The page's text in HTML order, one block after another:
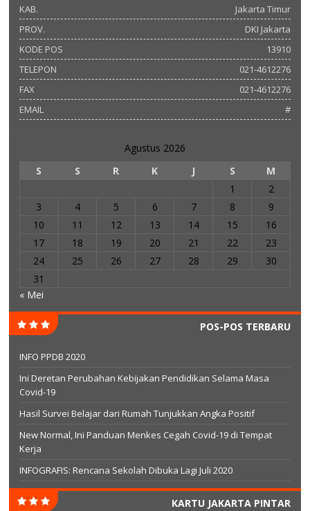
KAB.
Jakarta Timur
PROV.
DKI Jakarta
KODE POS
13910
TELEPON
021-4612276
FAX
021-4612276
EMAIL
#
Agustus 2026
S
S R K J S
M
1
2
3
4 5 6 7 8
9
10
11 12 13 14 15
16
17
18 19 20 21 22
23
24
25 26 27 28 29
30
31
« Mei
POS-POS TERBARU
INFO PPDB 2020
Ini Deretan Perubahan Kebijakan Pendidikan Selama Masa
Covid-19
Hasil Survei Belajar dari Rumah Tunjukkan Angka Positif
New Normal, Ini Panduan Menkes Cegah Covid-19 di Tempat
Kerja
INFOGRAFIS: Rencana Sekolah Dibuka Lagi Juli 2020
KARTU JAKARTA PINTAR